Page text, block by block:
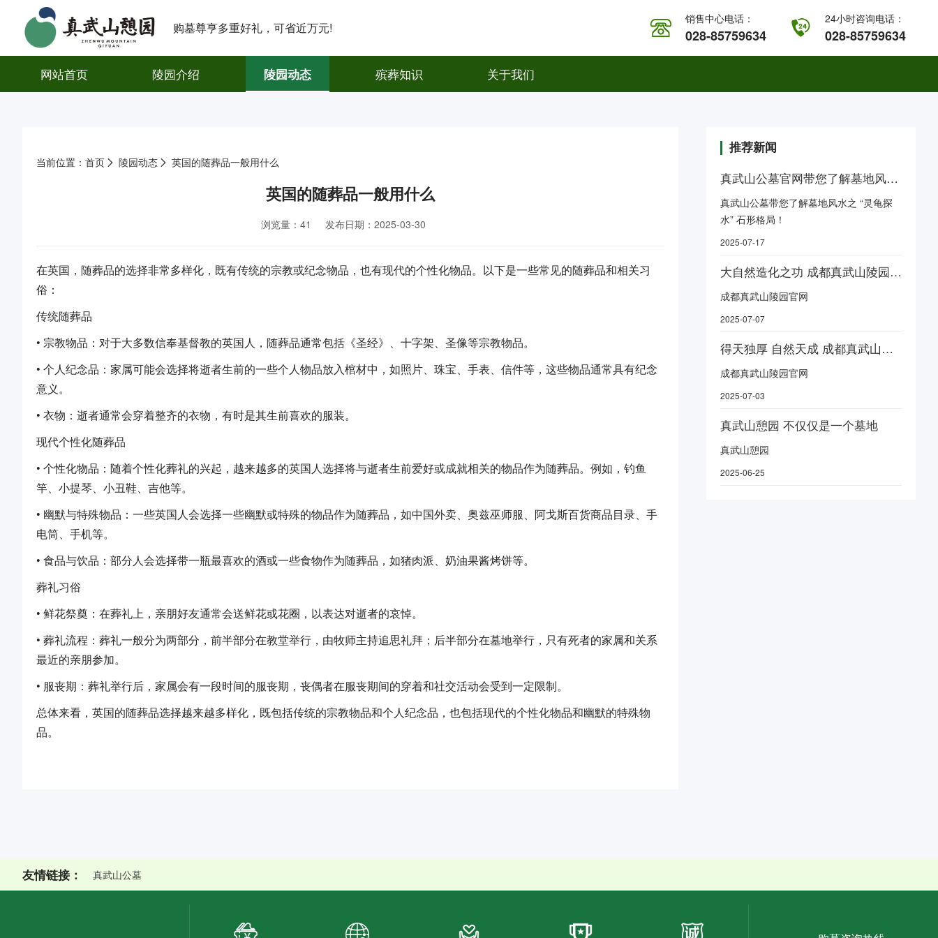
购墓尊亨多重好礼，可省近万元!
销售中心电话：
028-85759634
24小时咨询电话：
028-85759634
网站首页 陵园介绍 陵园动态 殡葬知识 关于我们
当前位置： 首页 陵园动态 英国的随葬品一般用什么
英国的随葬品一般用什么
浏览量：41 发布日期：2025-03-30
在英国，随葬品的选择非常多样化，既有传统的宗教或纪念物品，也有现代的个性化物品。以下是一些常见的随葬品和相关习
俗：
传统随葬品
• 宗教物品：对于大多数信奉基督教的英国人，随葬品通常包括《圣经》、十字架、圣像等宗教物品。
• 个人纪念品：家属可能会选择将逝者生前的一些个人物品放入棺材中，如照片、珠宝、手表、信件等，这些物品通常具有纪念
意义。
• 衣物：逝者通常会穿着整齐的衣物，有时是其生前喜欢的服装。
现代个性化随葬品
• 个性化物品：随着个性化葬礼的兴起，越来越多的英国人选择将与逝者生前爱好或成就相关的物品作为随葬品。例如，钓鱼
竿、小提琴、小丑鞋、吉他等。
• 幽默与特殊物品：一些英国人会选择一些幽默或特殊的物品作为随葬品，如中国外卖、奥兹巫师服、阿戈斯百货商品目录、手
电筒、手机等。
• 食品与饮品：部分人会选择带一瓶最喜欢的酒或一些食物作为随葬品，如猪肉派、奶油果酱烤饼等。
葬礼习俗
• 鲜花祭奠：在葬礼上，亲朋好友通常会送鲜花或花圈，以表达对逝者的哀悼。
• 葬礼流程：葬礼一般分为两部分，前半部分在教堂举行，由牧师主持追思礼拜；后半部分在墓地举行，只有死者的家属和关系
最近的亲朋参加。
• 服丧期：葬礼举行后，家属会有一段时间的服丧期，丧偶者在服丧期间的穿着和社交活动会受到一定限制。
总体来看，英国的随葬品选择越来越多样化，既包括传统的宗教物品和个人纪念品，也包括现代的个性化物品和幽默的特殊物
品。
推荐新闻
真武山公墓官网带您了解墓地风水之 “灵龟探水” 石形格局！
真武山公墓带您了解墓地风水之 “灵龟探
水” 石形格局！
2025-07-17
大自然造化之功 成都真武山陵园官网
成都真武山陵园官网
2025-07-07
得天独厚 自然天成 成都真武山陵园官网
成都真武山陵园官网
2025-07-03
真武山憩园 不仅仅是一个墓地
真武山憩园
2025-06-25
友情链接： 真武山公墓